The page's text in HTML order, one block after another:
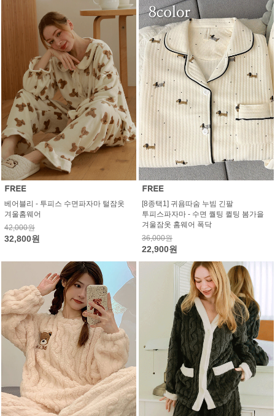
베어블리 - 투피스 수면파자마 털잠옷
겨울홈웨어
42,000원
32,800원
[8종택1] 귀욤따숨 누빔 긴팔
투피스파자마 - 수면 퀄팅 퀼팅 봄가을
겨울잠옷 홈웨어 폭닥
36,000원
22,900원